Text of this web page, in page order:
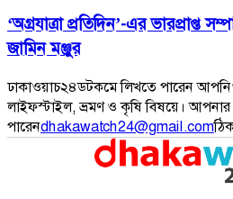
‘অগ্রযাত্রা প্রতিদিন’-এর ভারপ্রাপ্ত
জামিন মঞ্জুর
ঢাকাওয়াচ২৪ডটকমে লিখতে পারেন
লাইফস্টাইল, ভ্রমণ ও কৃষি বিষয়ে।
পারেনdhakawatch24@gmail.com